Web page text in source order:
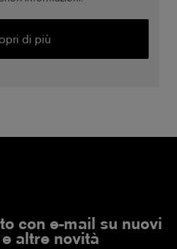
di più
con e-mail su nuovi
altre novità